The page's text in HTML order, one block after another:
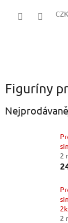
CZK
Figuríny
2
2